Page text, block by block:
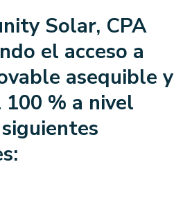
Solar, CPA
el acceso a
asequible y
% a nivel